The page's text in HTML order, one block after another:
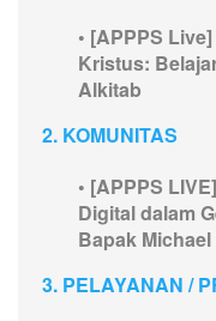
• [APPPS
Kristus:
Alkitab
2. KOMUNITAS
• [APPPS
Digital dalam
Bapak
3. PELAYANAN /